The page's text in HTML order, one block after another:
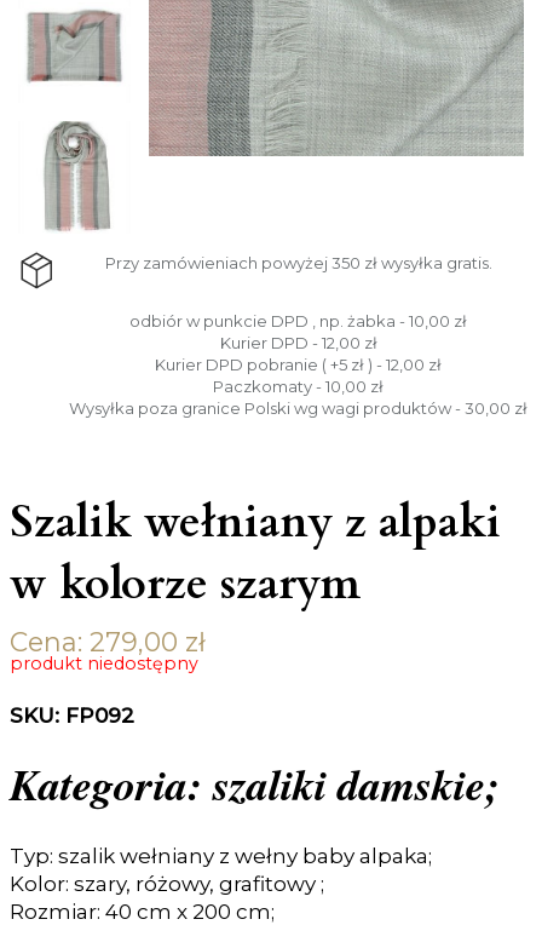
Przy zamówieniach powyżej 350 zł wysyłka gratis.
odbiór w punkcie DPD , np. żabka - 10,00 zł
Kurier DPD - 12,00 zł
Kurier DPD pobranie ( +5 zł ) - 12,00 zł
Paczkomaty - 10,00 zł
Wysyłka poza granice Polski wg wagi produktów - 30,00 zł
Szalik wełniany z alpaki
w kolorze szarym
Cena: 279,00 zł
produkt niedostępny
SKU: FP092
Kategoria: szaliki damskie;
Typ: szalik wełniany z wełny baby alpaka;
Kolor: szary, różowy, grafitowy ;
Rozmiar: 40 cm x 200 cm;